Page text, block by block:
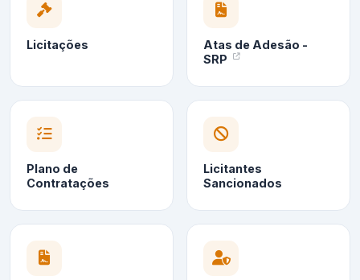
Licitações
Atas de Adesão -
SRP
Plano de
Contratações
Licitantes
Sancionados